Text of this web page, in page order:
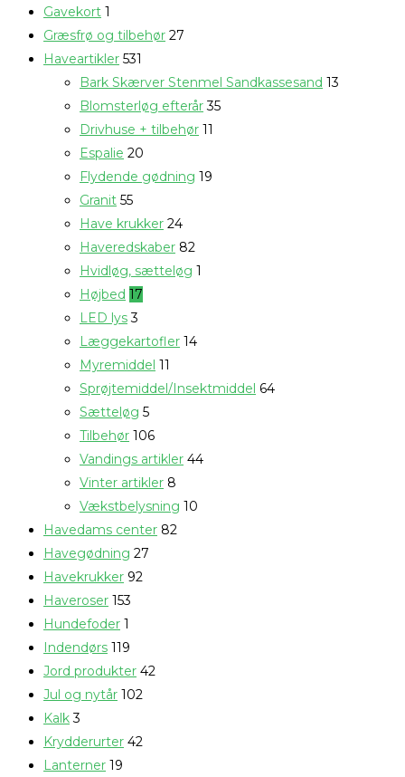
Gavekort 1
Græsfrø og tilbehør 27
Haveartikler 531
Bark Skærver Stenmel Sandkassesand 13
Blomsterløg efterår 35
Drivhuse + tilbehør 11
Espalie 20
Flydende gødning 19
Granit 55
Have krukker 24
Haveredskaber 82
Hvidløg, sætteløg 1
Højbed 17
LED lys 3
Læggekartofler 14
Myremiddel 11
Sprøjtemiddel/Insektmiddel 64
Sætteløg 5
Tilbehør 106
Vandings artikler 44
Vinter artikler 8
Vækstbelysning 10
Havedams center 82
Havegødning 27
Havekrukker 92
Haveroser 153
Hundefoder 1
Indendørs 119
Jord produkter 42
Jul og nytår 102
Kalk 3
Krydderurter 42
Lanterner 19